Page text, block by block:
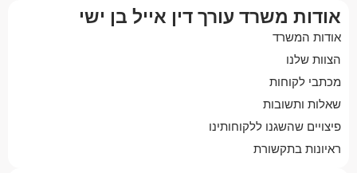
אודות משרד עורך דין אייל בן ישי
אודות המשרד
הצוות שלנו
מכתבי לקוחות
שאלות ותשובות
פיצויים שהשגנו ללקוחותינו
ראיונות בתקשורת